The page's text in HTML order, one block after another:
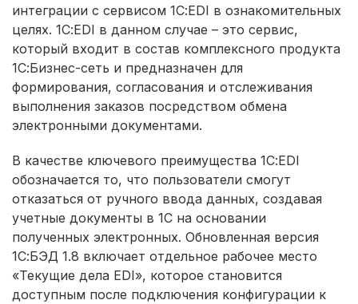
интеграции с сервисом 1С:EDI в ознакомительных
целях. 1С:EDI в данном случае – это сервис,
который входит в состав комплексного продукта
1С:Бизнес-сеть и предназначен для
формирования, согласования и отслеживания
выполнения заказов посредством обмена
электронными документами.
В качестве ключевого преимущества 1С:EDI
обозначается то, что пользователи смогут
отказаться от ручного ввода данных, создавая
учетные документы в 1С на основании
полученных электронных. Обновленная версия
1С:БЭД 1.8 включает отдельное рабочее место
«Текущие дела EDI», которое становится
доступным после подключения конфигурации к